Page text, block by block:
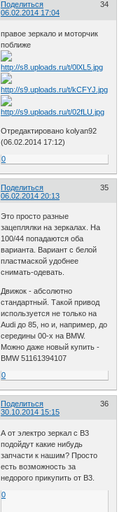
Поделиться
34
06.02.2014 17:04
правое зеркало и моторчик
поближе
Отредактировано kolyan92
(06.02.2014 17:12)
0
Поделиться
35
06.02.2014 20:13
Это просто разные
зацеплялки на зеркалах. На
100/44 попадаются оба
варианта. Вариант с белой
пластмаской удобнее
снимать-одевать.
Движок - абсолютно
стандартный. Такой привод
используется не только на
Audi до 85, но и, например, до
середины 00-х на BMW.
Можно даже новый купить -
BMW 51161394107
0
Поделиться
36
30.10.2014 15:15
А от электро зеркал с В3
подойдут какие нибудь
запчасти к нашим? Просто
есть возможность за
недорого прикупить от В3.
0